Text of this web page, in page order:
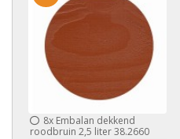
8x Embalan dekkend
roodbruin 2,5 liter 38.2660